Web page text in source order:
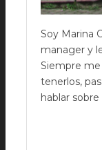
Soy Marina
manager y
Siempre me
tenerlos,
hablar